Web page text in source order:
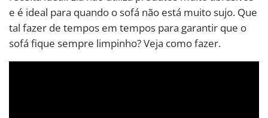
e é ideal para quando o sofá não está muito sujo. Que
tal fazer de tempos em tempos para garantir que o
sofá fique sempre limpinho? Veja como fazer.